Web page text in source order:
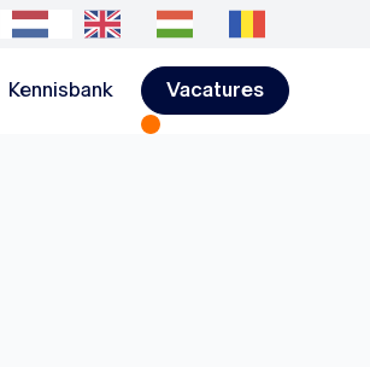
Kennisbank Vacatures